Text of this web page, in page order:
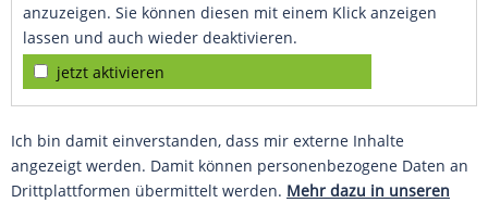
anzuzeigen. Sie können diesen mit einem Klick anzeigen
lassen und auch wieder deaktivieren.
jetzt aktivieren
Ich bin damit einverstanden, dass mir externe Inhalte
angezeigt werden. Damit können personenbezogene Daten an
Drittplattformen übermittelt werden. Mehr dazu in unseren